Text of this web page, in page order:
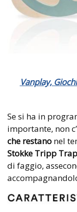
Vanplay,
Se si ha in
importante, non
che restano nel
Stokke Tripp
di faggio,